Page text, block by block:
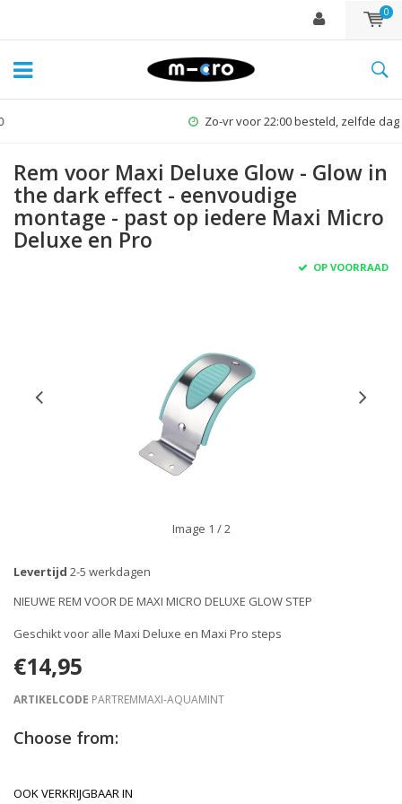
0
Zo-vr voor 22:00 besteld, zelfde dag verzonden*
Rem voor Maxi Deluxe Glow - Glow in
the dark effect - eenvoudige
montage - past op iedere Maxi Micro
Deluxe en Pro
OP VOORRAAD
Image 1 / 2
Levertijd 2-5 werkdagen
NIEUWE REM VOOR DE MAXI MICRO DELUXE GLOW STEP
Geschikt voor alle Maxi Deluxe en Maxi Pro steps
€14,95
ARTIKELCODE PARTREMMAXI-AQUAMINT
Choose from:
OOK VERKRIJGBAAR IN